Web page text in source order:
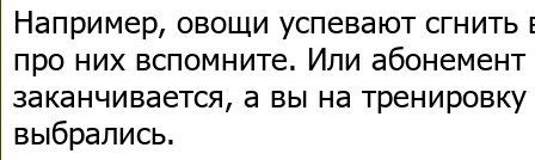
Например, овощи успевают сгнить
про них вспомните. Или
заканчивается, а вы на тренировку
выбрались.